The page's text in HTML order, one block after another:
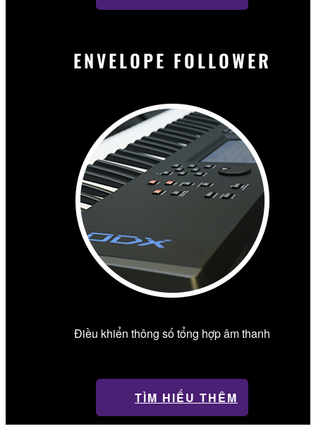
ENVELOPE FOLLOWER
Điều khiển thông số tổng hợp âm thanh
TÌM HIỂU THÊM